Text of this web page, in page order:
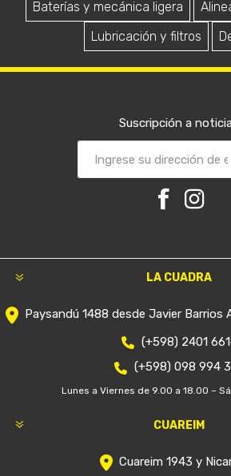
Baterías y mecánica ligera
Lubricación y filtros
Suscripción a
LA CUADRA
Paysandú 1488 desde Javier Barrios
(+598) 2401
(+598) 098 994
Lunes a Viernes de 9.00 a 18.00 –
CUAREIM
Cuareim 1943 y